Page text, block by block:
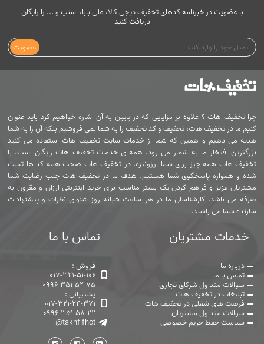
با عضویت در خبرنامه کدهای تخفیف دیجی کالا، علی بابا، اسنپ و ... را رایگان
دریافت کنید
عضویت
چرا تخفیف هات ؟ علاوه بر مزایایی که در پایین به آن اشاره خواهیم کرد باید عنوان
کنیم ما در تخفیف هات، تخفیف و کد تخفیف را به شما نمی فروشیم بلکه آن را به شما
هدیه می دهیم و همین که شما از خدمات سایت تخفیف هات استفاده می کنید
بزرگترین افتخار ما به شمار می رود. همه ی خدمات تخفیف هات رایگان است. با
تخفیف هات همه چیز برای شما ارزونتره. در تخفیف هات صحت همه کد ها تست
شده و همواره پاسخگوی شما هستیم. هدف ما در تخفیف هات جلب رضایت شما
مشتریان عزیز و فراهم کردن یک بستر مناسب برای خرید اینترنتی ارزان و مقرون به
صرفه می باشد. کارشناسان ما در هر ساعت شبانه روز شنوای نظرات و پیشنهادات
سازنده شما می باشند.
خدمات مشتریان
درباره ما
تماس با ما
سوالات متداول شرکای تجاری
تبلیغات در تخفیف هات
فرصت های شغلی در تخفیف هات
سوالات متداول مشتریان
سیاست حفظ حریم خصوصی
تماس با ما
فروش :
017-321-51-106
0996-351-52-75
پشتیبانی :
017-321-24-371
0996-351-58-22
@takhfifhot